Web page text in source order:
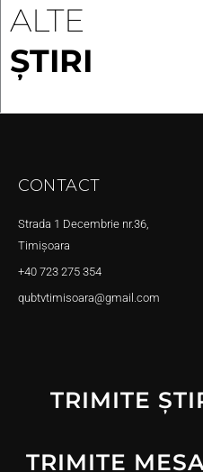
ALTE
ȘTIRI
CONTACT
Strada 1 Decembrie nr.36,
Timișoara
+40 723 275 354
qubtvtimisoara@gmail.com
TRIMITE
TRIMITE